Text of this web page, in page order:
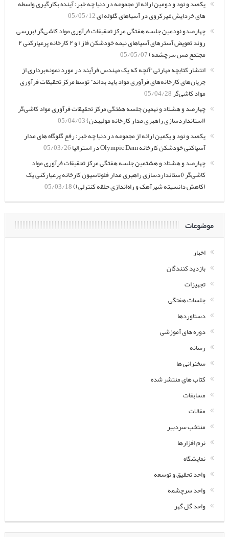
یکصد و نود و دومین ارائه از مجموعه در دنیا چه خبر: آینده بکارگیری واسطه
های خردایش غیرکروی در آسیاهای گلوله ای05/05/12
چهارصدو نودمین جلسه هفتگی مرکز تحقیقات فرآوری مواد کاشی‌گر (بررسی
روند تعویض آسترهای آسیاهای نیمه خودشکن فاز ۱ و ۲ کارخانه پرعیارکنی ۲
مجتمع مس سرچشمه)05/05/07
انتشار کتابچه مهارتی “آنچه که یک مهندس فرآیند در مورد نمونه‌برداری از
جریان‌های کارخانه‌های فرآوری مواد باید بداند” توسط مرکز تحقیقات فرآوری
مواد کاشی‌گر05/04/28
چهارصد و هشتاد و نهمین جلسه هفتگی مرکز تحقیقات فرآوری مواد کاشی‌گر
(استانداردسازی راهبری مدار کارخانه مولیبدن)05/04/03
یکصد و نود و یکمین ارائه از مجموعه در دنیا چه خبر: رفع گلوگاه های مدار
آسیاکنی خودشکن کارخانه Olympic Dam در استرالیا
05/03/26
چهارصد و هشتاد و هشتمین جلسه هفتگی مرکز تحقیقات فرآوری مواد
کاشی‌گر (استانداردسازی راهبری مدار فلوتاسیون کارخانه پرعیارکنی یک
(کاهش دانسیته شیرآهک و راه‌اندازی حلقه کنترلی))05/03/18
موضوعات
اخبار
بازدید کنندگان
تجهیزات
جلسات هفتگی
دستاوردها
دوره های آموزشی
رسانه
سخنرانی ها
کتاب های منتشر شده
مسابقات
مقالات
منتخب سردبیر
نرم افزارها
نمایشگاه
واحد تحقیق و توسعه
واحد سرچشمه
واحد گل گهر